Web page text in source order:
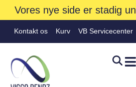
Vores nye side er stadig
Kontakt os Kurv VB Servicecenter